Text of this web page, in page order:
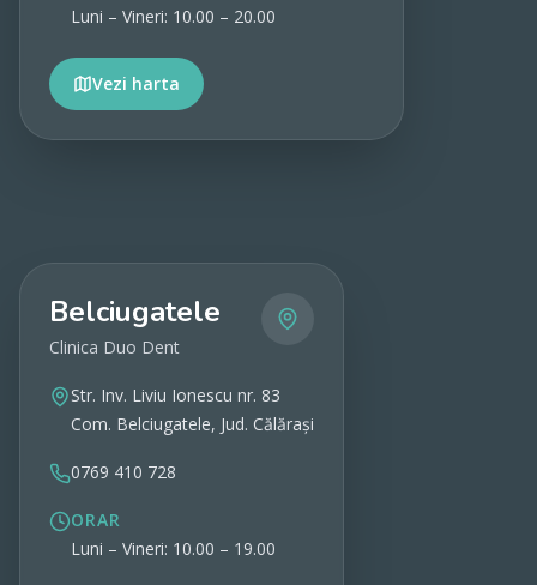
Luni – Vineri: 10.00 – 20.00
Vezi harta
Vezi detalii
Belciugatele
Clinica Duo Dent
Str. Inv. Liviu Ionescu nr. 83
Com. Belciugatele, Jud. Călărași
0769 410 728
ORAR
Luni – Vineri: 10.00 – 19.00